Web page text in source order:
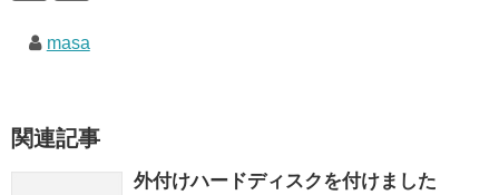
masa
関連記事
外付けハードディスクを付けました